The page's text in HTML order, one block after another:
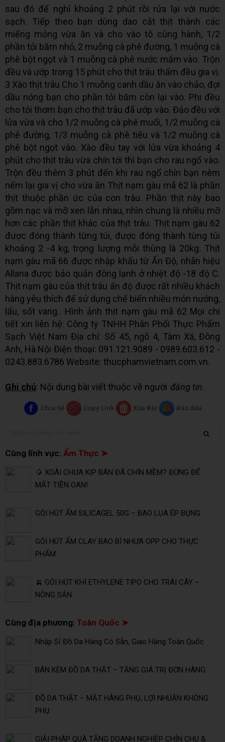
sau đó để nghỉ khoảng 2 phút rồi rửa lại với nước
sạch. Tiếp theo bạn dùng dao cắt thịt thành các
miếng mỏng vừa ăn và cho vào tô cùng hành, 1/2
phần tỏi băm nhỏ, 2 muỗng cà phê đường, 1 muỗng cà
phê bột ngọt và 1 muỗng cà phê nước mắm vào. Trộn
đều và ướp trong 15 phút cho thịt trâu thấm đều gia vị.
3 Xào thịt trâu Cho 1 muỗng canh dầu ăn vào chảo, đợi
dầu nóng bạn cho phần tỏi băm còn lại vào. Phi đều
cho tỏi thơm bạn cho thịt trâu đã ướp vào. Đảo đều với
lửa vừa và cho 1/2 muỗng cà phê muối, 1/2 muỗng cà
phê đường, 1/3 muỗng cà phê tiêu và 1/2 muỗng cà
phê bột ngọt vào. Xào đều tay với lửa vừa khoảng 4
phút cho thịt trâu vừa chín tới thì bạn cho rau ngổ vào.
Trộn đều thêm 3 phút đến khi rau ngổ chín bạn nêm
nếm lại gia vị cho vừa ăn Thịt nạm gàu mã 62 là phần
thịt thuộc phần ức của con trâu. Phần thịt này bao
gồm nạc và mỡ xen lẫn nhau, nhìn chung là nhiều mỡ
hơn các phần thịt khác của thịt trâu. Thịt nạm gàu 62
được đóng thành từng túi, được đóng thành từng túi
khoảng 2 -4 kg, trọng lượng mỗi thùng là 20kg. Thịt
nạm gàu mã 66 được nhập khẩu từ Ấn Độ, nhãn hiệu
Allana được bảo quản đông lạnh ở nhiệt độ -18 độ C.
Thịt nạm gàu của thịt trâu ấn độ được rất nhiều khách
hàng yêu thích để sử dụng chế biến nhiều món nướng,
lẩu, sốt vang.. Hình ảnh thịt nạm gàu mã 62 Mọi chi
tiết xin liên hệ: Công ty TNHH Phân Phối Thực Phẩm
Sạch Việt Nam Địa chỉ: Số 45, ngõ 4, Tàm Xá, Đông
Anh, Hà Nội Điện thoại: 091.121.9089 - 0989.603.612 -
0243.883.6786 Website: thucphamvietnam.com.vn.
Ghi chú: Nội dung bài viết thuộc về người đăng tin.
Chia Sẻ Copy Link Xóa Bài Báo Xấu
Cùng lĩnh vực: Ẩm Thực ➤
🥭 XOÀI CHƯA KỊP BÁN ĐÃ CHÍN MỀM? ĐỪNG ĐỂ
MẤT TIỀN OAN!
GÓI HÚT ẨM SILICAGEL 50G – BAO LỤA ÉP BỤNG
GÓI HÚT ẨM CLAY BAO BÌ NHỰA OPP CHO THỰC
PHẨM
🍌 GÓI HÚT KHÍ ETHYLENE TIPO CHO TRÁI CÂY –
NÔNG SẢN
Cùng địa phương: Toàn Quốc ➤
Nhập Sỉ Đồ Da Hàng Có Sẵn, Giao Hàng Toàn Quốc
BÁN KÈM ĐỒ DA THẬT – TĂNG GIÁ TRỊ ĐƠN HÀNG
ĐỒ DA THẬT – MẶT HÀNG PHỤ, LỢI NHUẬN KHÔNG
PHỤ
GIẢI PHÁP QUÀ TẶNG DOANH NGHIỆP CHỈN CHU &